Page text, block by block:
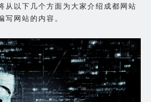
从以下几个方面为大家介绍成都网站
写网站的内容。